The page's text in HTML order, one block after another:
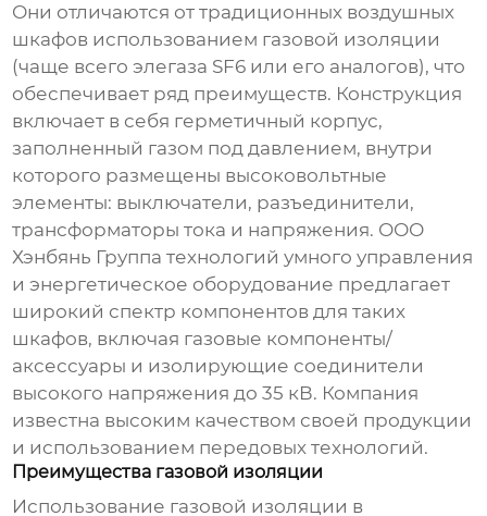
Они отличаются от традиционных воздушных
шкафов использованием газовой изоляции
(чаще всего элегаза SF6 или его аналогов), что
обеспечивает ряд преимуществ. Конструкция
включает в себя герметичный корпус,
заполненный газом под давлением, внутри
которого размещены высоковольтные
элементы: выключатели, разъединители,
трансформаторы тока и напряжения. ООО
Хэнбянь Группа технологий умного управления
и энергетическое оборудование предлагает
широкий спектр компонентов для таких
шкафов, включая газовые компоненты/
аксессуары и изолирующие соединители
высокого напряжения до 35 кВ. Компания
известна высоким качеством своей продукции
и использованием передовых технологий.
Преимущества газовой изоляции
Использование газовой изоляции в